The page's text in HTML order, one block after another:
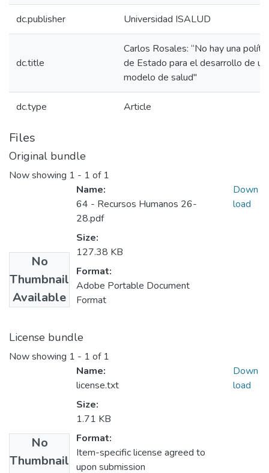
dc.publisher Universidad ISALUD
dc.title
Carlos Rosales: “No hay una
de Estado para el desarrollo de un
modelo de salud"
dc.type Article
Files
Original bundle
Now showing 1 - 1 of 1
No
Thumbnail
Available
Name:
64 - Recursos Humanos 26-
28.pdf
Size:
127.38 KB
Format:
Adobe Portable Document
Format
Down
load
License bundle
Now showing 1 - 1 of 1
No
Thumbnail
Name:
license.txt
Size:
1.71 KB
Format:
Item-specific license agreed to
upon submission
Down
load